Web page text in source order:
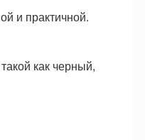
и практичной.
как черный,